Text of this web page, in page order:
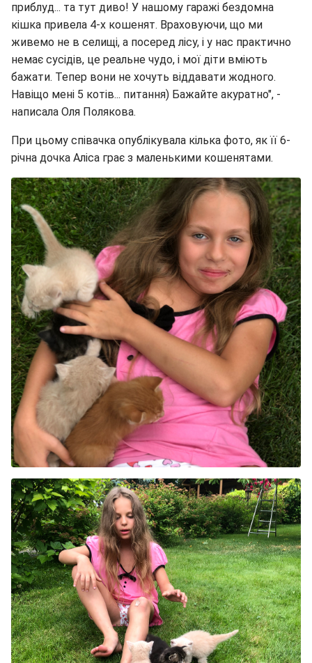
приблуд... та тут диво! У нашому гаражі бездомна
кішка привела 4-х кошенят. Враховуючи, що ми
живемо не в селищі, а посеред лісу, і у нас практично
немає сусідів, це реальне чудо, і мої діти вміють
бажати. Тепер вони не хочуть віддавати жодного.
Навіщо мені 5 котів... питання) Бажайте акуратно", -
написала Оля Полякова.
При цьому співачка опублікувала кілька фото, як її 6-
річна дочка Аліса грає з маленькими кошенятами.